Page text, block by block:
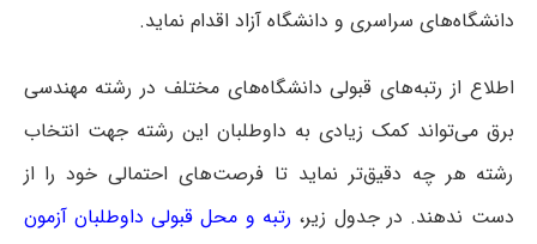
دانشگاه‌های سراسری و دانشگاه آزاد اقدام نماید.
اطلاع از رتبه‌های قبولی دانشگاه‌های مختلف در رشته مهندسی
برق می‌تواند کمک زیادی به داوطلبان این رشته جهت انتخاب
رشته هر چه دقیق‌تر نماید تا فرصت‌های احتمالی خود را از
دست ندهند. در جدول زیر، رتبه و محل قبولی داوطلبان آزمون